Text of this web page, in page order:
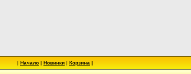
| Начало | Новинки | Корзина |